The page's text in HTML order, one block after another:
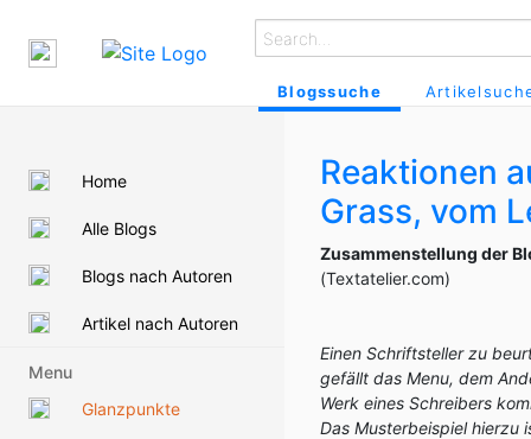
Blogssuche
Home
Alle Blogs
Blogs nach Autoren
Artikel nach Autoren
Menu
Glanzpunkte
Reaktionen
Grass, vom
Zusammenstellung der
(Textatelier.com)
Einen Schriftsteller zu
gefällt das Menu, dem
Werk eines Schreibers
Das Musterbeispiel hierzu